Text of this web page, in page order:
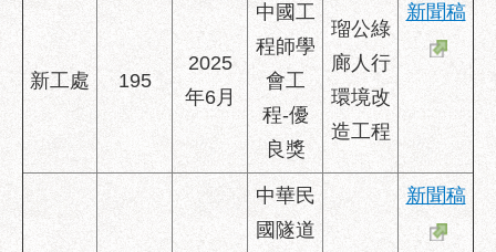
新工處 195
2025
年6月
中國工
程師學
會工
程-優
良獎
瑠公綠
廊人行
環境改
造工程
新聞稿
中華民
國隧道
新聞稿